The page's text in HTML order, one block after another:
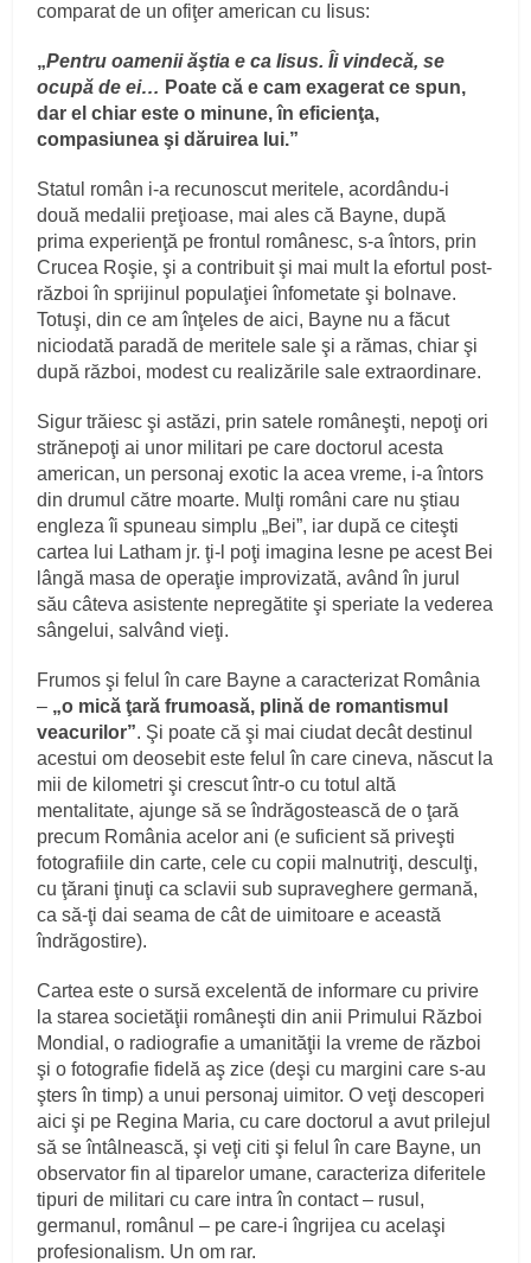
comparat de un ofiţer american cu Iisus:
„Pentru oamenii ăştia e ca Iisus. Îi vindecă, se
ocupă de ei… Poate că e cam exagerat ce spun,
dar el chiar este o minune, în eficienţa,
compasiunea şi dăruirea lui.”
Statul român i-a recunoscut meritele, acordându-i
două medalii preţioase, mai ales că Bayne, după
prima experienţă pe frontul românesc, s-a întors, prin
Crucea Roşie, şi a contribuit şi mai mult la efortul post-
război în sprijinul populaţiei înfometate şi bolnave.
Totuşi, din ce am înţeles de aici, Bayne nu a făcut
niciodată paradă de meritele sale şi a rămas, chiar şi
după război, modest cu realizările sale extraordinare.
Sigur trăiesc şi astăzi, prin satele româneşti, nepoţi ori
strănepoţi ai unor militari pe care doctorul acesta
american, un personaj exotic la acea vreme, i-a întors
din drumul către moarte. Mulţi români care nu ştiau
engleza îi spuneau simplu „Bei”, iar după ce citeşti
cartea lui Latham jr. ţi-l poţi imagina lesne pe acest Bei
lângă masa de operaţie improvizată, având în jurul
său câteva asistente nepregătite şi speriate la vederea
sângelui, salvând vieţi.
Frumos şi felul în care Bayne a caracterizat România
– „o mică ţară frumoasă, plină de romantismul
veacurilor”. Şi poate că şi mai ciudat decât destinul
acestui om deosebit este felul în care cineva, născut la
mii de kilometri şi crescut într-o cu totul altă
mentalitate, ajunge să se îndrăgostească de o ţară
precum România acelor ani (e suficient să priveşti
fotografiile din carte, cele cu copii malnutriţi, desculţi,
cu ţărani ţinuţi ca sclavii sub supraveghere germană,
ca să-ţi dai seama de cât de uimitoare e această
îndrăgostire).
Cartea este o sursă excelentă de informare cu privire
la starea societăţii româneşti din anii Primului Război
Mondial, o radiografie a umanităţii la vreme de război
şi o fotografie fidelă aş zice (deşi cu margini care s-au
şters în timp) a unui personaj uimitor. O veţi descoperi
aici şi pe Regina Maria, cu care doctorul a avut prilejul
să se întâlnească, şi veţi citi şi felul în care Bayne, un
observator fin al tiparelor umane, caracteriza diferitele
tipuri de militari cu care intra în contact – rusul,
germanul, românul – pe care-i îngrijea cu acelaşi
profesionalism. Un om rar.